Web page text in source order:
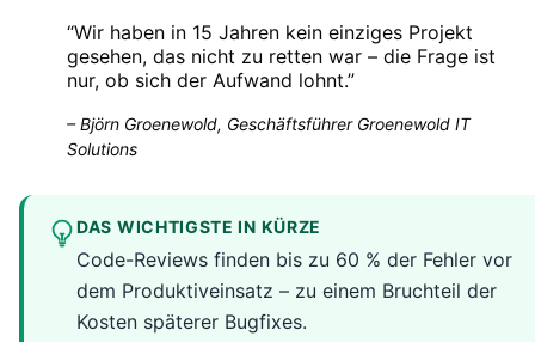
“Wir haben in 15 Jahren kein einziges Projekt
gesehen, das nicht zu retten war – die Frage ist
nur, ob sich der Aufwand lohnt.”
–Björn Groenewold, Geschäftsführer Groenewold IT
Solutions
DAS WICHTIGSTE IN KÜRZE
Code-Reviews finden bis zu 60 % der Fehler vor
dem Produktiveinsatz – zu einem Bruchteil der
Kosten späterer Bugfixes.